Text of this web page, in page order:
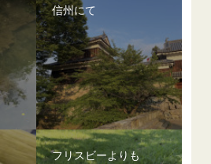
信州にて
フリスビーよりも